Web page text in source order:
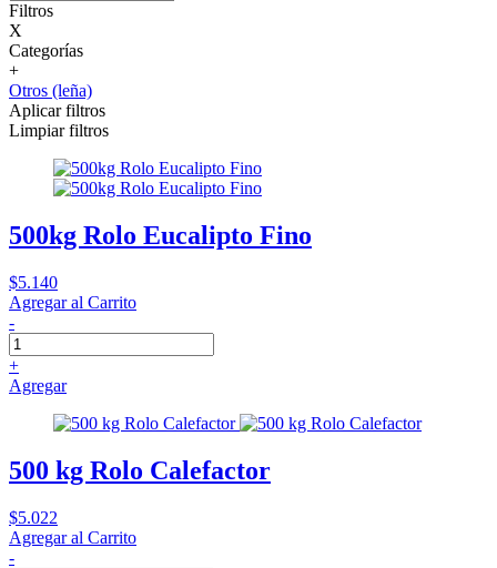
Filtros
X
Categorías
+
Otros (leña)
Aplicar filtros
Limpiar filtros
500kg Rolo Eucalipto Fino
$5.140
Agregar al Carrito
-
+
Agregar
500 kg Rolo Calefactor
$5.022
Agregar al Carrito
-